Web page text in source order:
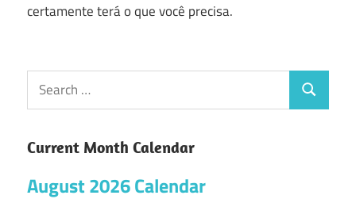
certamente terá o que você precisa.
Current Month Calendar
August 2026 Calendar